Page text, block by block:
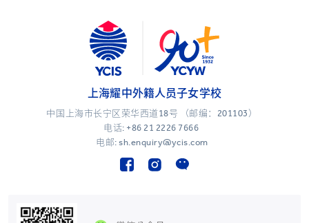
上海耀中外籍人员子女学校
中国上海市长宁区荣华西道18号 （邮编：201103）
电话: +86 21 2226 7666
电邮: sh.enquiry@ycis.com